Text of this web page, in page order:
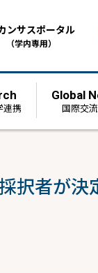
ンサスポータル
（学内専用）
連携
Global
国際交
択者が決